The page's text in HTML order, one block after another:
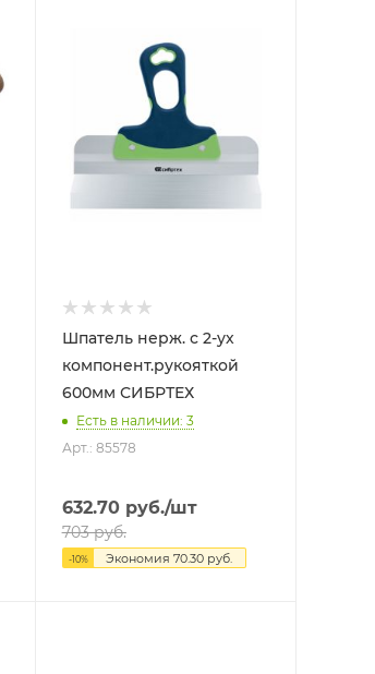
Шпатель нерж. с 2-ух
компонент.рукояткой
600мм СИБРТЕХ
Есть в наличии: 3
Арт.: 85578
632.70руб./шт
703руб.
-10% Экономия 70.30руб.